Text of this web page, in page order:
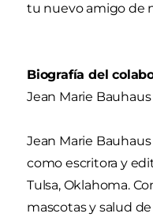
tu nuevo amigo de
Biografía del
Jean Marie Bauhaus
Jean Marie
como escritora y
Tulsa, Oklahoma.
mascotas y salud